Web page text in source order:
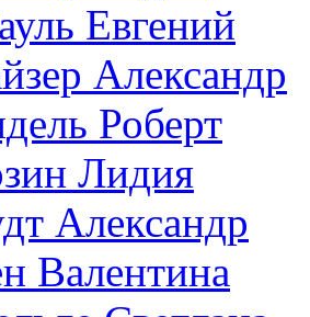
Евгений
Александр
Роберт
Лидия
Александр
Валентина